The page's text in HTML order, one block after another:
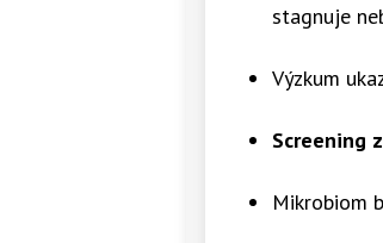
stagnuje
Výzkum
Screening
Mikrobiom